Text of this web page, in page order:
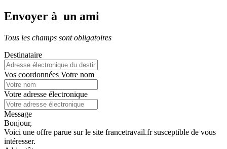
Envoyer à un ami
Tous les champs sont obligatoires
Destinataire
Vos coordonnées Votre nom
Votre adresse électronique
Message
Bonjour,
Voici une offre parue sur le site francetravail.fr susceptible de vous
intéresser.